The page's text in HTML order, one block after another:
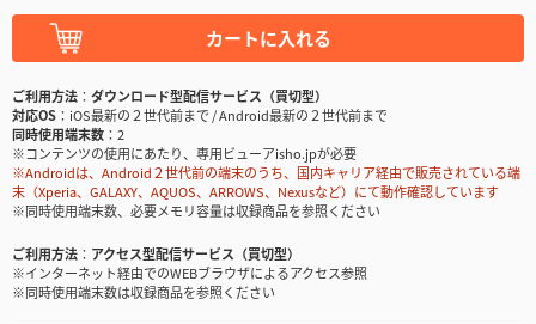
カートに入れる
ご利用方法
ダウンロード型配信サービス（買切型）
対応OS
iOS最新の２世代前まで / Android最新の２世代前まで
同時使用端末数
2
※コンテンツの使用にあたり、専用ビューアisho.jpが必要
※Androidは、Android２世代前の端末のうち、国内キャリア経由で販売されている端
末（Xperia、GALAXY、AQUOS、ARROWS、Nexusなど）にて動作確認しています
※同時使用端末数、必要メモリ容量は収録商品を参照ください
ご利用方法
アクセス型配信サービス（買切型）
※インターネット経由でのWEBブラウザによるアクセス参照
※同時使用端末数は収録商品を参照ください